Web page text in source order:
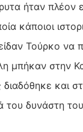
ήταν πλέον
κάποιοι
Τούρκο να
μπήκαν στην
και
δυνάστη